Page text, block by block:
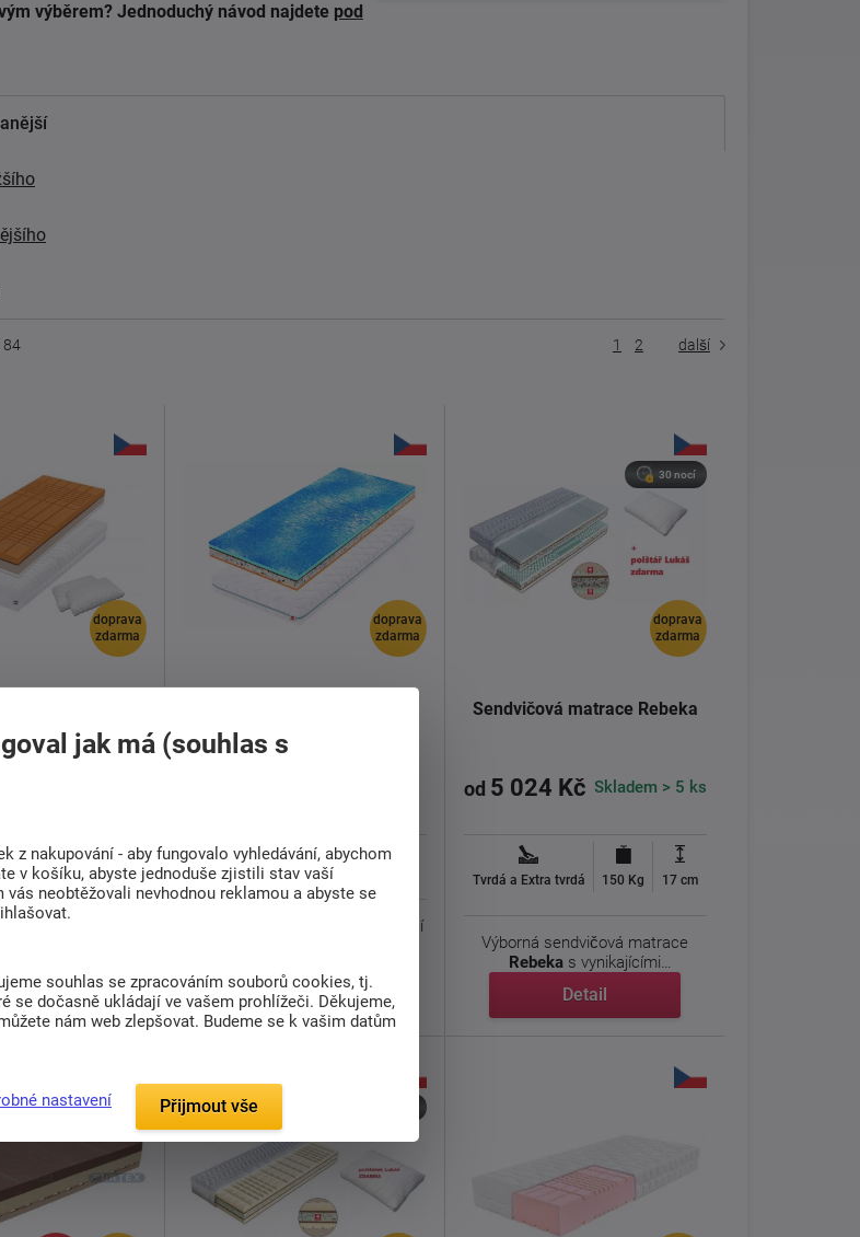
výběrem? Jednoduchý návod najdete pod
84 2
1 další
doprava
zdarma
150 Kg 20 cm
vstávání i
Detail
doprava
zdarma
Tvrdá a Extra tvrdá 160 Kg
Tužší partnerská matrace s vyšší
Detail
doprava
zdarma
30 nocí
Sendvičová matrace Rebeka
od 5 024 Kč Skladem > 5 ks
Tvrdá a Extra tvrdá 150 Kg 17 cm
Výborná sendvičová matrace
Rebeka s vynikajícími
Detail
jak má (souhlas s
z nakupování - aby fungovalo vyhledávání, abychom
v košíku, abyste jednoduše zjistili stav vaší
vás neobtěžovali nevhodnou reklamou a abyste se
souhlas se zpracováním souborů cookies, tj.
se dočasně ukládají ve vašem prohlížeči. Děkujeme,
nám web zlepšovat. Budeme se k vašim datům
nastavení Přijmout vše